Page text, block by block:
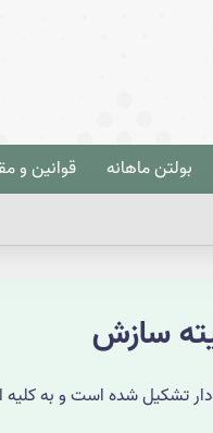
بولتن ماهانه قوانین و
سازش
تشکیل شده است و به